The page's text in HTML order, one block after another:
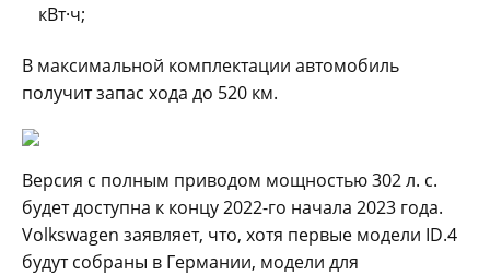
кВт·ч;
В максимальной комплектации автомобиль
получит запас хода до 520 км.
Версия с полным приводом мощностью 302 л. с.
будет доступна к концу 2022-го начала 2023 года.
Volkswagen заявляет, что, хотя первые модели ID.4
будут собраны в Германии, модели для